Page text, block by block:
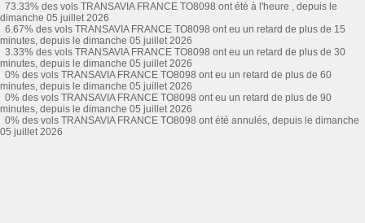
73.33% des vols TRANSAVIA FRANCE TO8098 ont été à l'heure , depuis le
dimanche 05 juillet 2026
6.67% des vols TRANSAVIA FRANCE TO8098 ont eu un retard de plus de 15
minutes, depuis le dimanche 05 juillet 2026
3.33% des vols TRANSAVIA FRANCE TO8098 ont eu un retard de plus de 30
minutes, depuis le dimanche 05 juillet 2026
0% des vols TRANSAVIA FRANCE TO8098 ont eu un retard de plus de 60
minutes, depuis le dimanche 05 juillet 2026
0% des vols TRANSAVIA FRANCE TO8098 ont eu un retard de plus de 90
minutes, depuis le dimanche 05 juillet 2026
0% des vols TRANSAVIA FRANCE TO8098 ont été annulés, depuis le dimanche
05 juillet 2026